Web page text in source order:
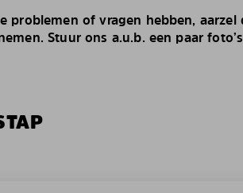
problemen of vragen hebben, aarzel
Stuur ons a.u.b. een paar